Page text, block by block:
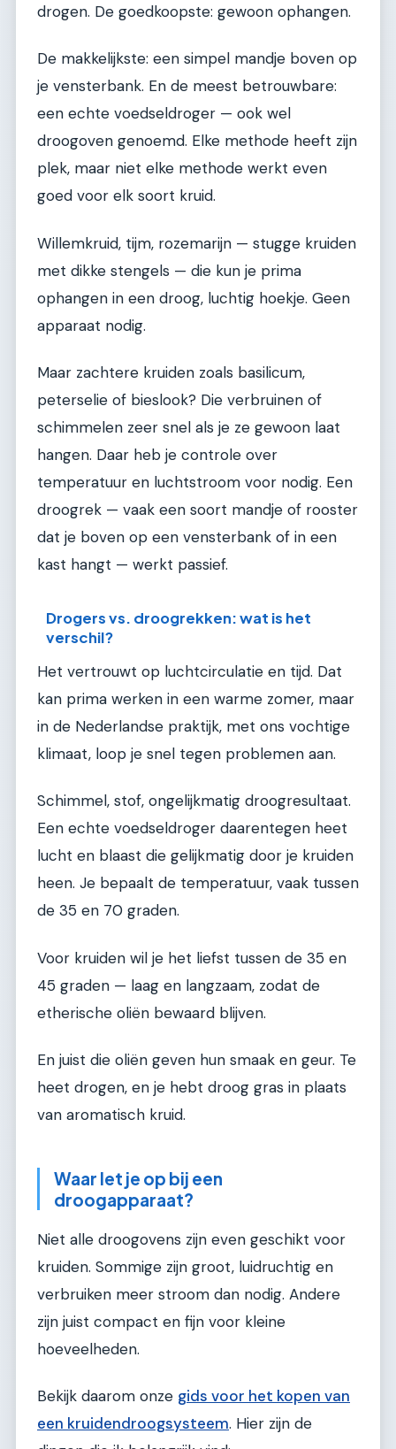
drogen. De goedkoopste: gewoon ophangen.
De makkelijkste: een simpel mandje boven op
je vensterbank. En de meest betrouwbare:
een echte voedseldroger — ook wel
droogoven genoemd. Elke methode heeft zijn
plek, maar niet elke methode werkt even
goed voor elk soort kruid.
Willemkruid, tijm, rozemarijn — stugge kruiden
met dikke stengels — die kun je prima
ophangen in een droog, luchtig hoekje. Geen
apparaat nodig.
Maar zachtere kruiden zoals basilicum,
peterselie of bieslook? Die verbruinen of
schimmelen zeer snel als je ze gewoon laat
hangen. Daar heb je controle over
temperatuur en luchtstroom voor nodig. Een
droogrek — vaak een soort mandje of rooster
dat je boven op een vensterbank of in een
kast hangt — werkt passief.
Drogers vs. droogrekken: wat is het
verschil?
Het vertrouwt op luchtcirculatie en tijd. Dat
kan prima werken in een warme zomer, maar
in de Nederlandse praktijk, met ons vochtige
klimaat, loop je snel tegen problemen aan.
Schimmel, stof, ongelijkmatig droogresultaat.
Een echte voedseldroger daarentegen heet
lucht en blaast die gelijkmatig door je kruiden
heen. Je bepaalt de temperatuur, vaak tussen
de 35 en 70 graden.
Voor kruiden wil je het liefst tussen de 35 en
45 graden — laag en langzaam, zodat de
etherische oliën bewaard blijven.
En juist die oliën geven hun smaak en geur. Te
heet drogen, en je hebt droog gras in plaats
van aromatisch kruid.
Waar let je op bij een
droogapparaat?
Niet alle droogovens zijn even geschikt voor
kruiden. Sommige zijn groot, luidruchtig en
verbruiken meer stroom dan nodig. Andere
zijn juist compact en fijn voor kleine
hoeveelheden.
Bekijk daarom onze gids voor het kopen van
een kruidendroogsysteem. Hier zijn de